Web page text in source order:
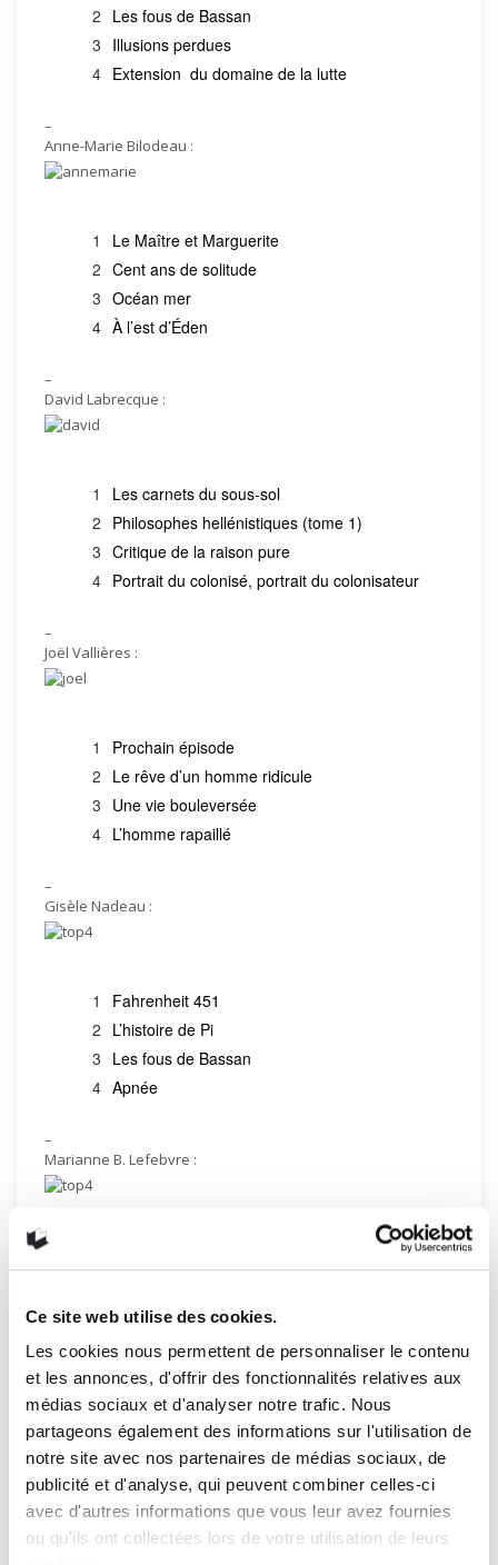
Ce site web utilise des cookies.
Les cookies nous permettent de personnaliser le contenu
et les annonces, d'offrir des fonctionnalités relatives aux
médias sociaux et d'analyser notre trafic. Nous
partageons également des informations sur l'utilisation de
notre site avec nos partenaires de médias sociaux, de
publicité et d'analyse, qui peuvent combiner celles-ci
avec d'autres informations que vous leur avez fournies
ou qu'ils ont collectées lors de votre utilisation de leurs
Les fous de Bassan
Illusions perdues
Extension du domaine de la lutte
–
Anne-Marie Bilodeau :
Le Maître et Marguerite
Cent ans de solitude
Océan mer
À l’est d’Éden
–
David Labrecque :
Les carnets du sous-sol
Philosophes hellénistiques (tome 1)
Critique de la raison pure
Portrait du colonisé, portrait du colonisateur
–
Joël Vallières :
Prochain épisode
Le rêve d’un homme ridicule
Une vie bouleversée
L’homme rapaillé
–
Gisèle Nadeau :
Fahrenheit 451
L’histoire de Pi
Les fous de Bassan
Apnée
–
Marianne B. Lefebvre :
L’homme qui prenait sa femme pour un
Madame Victoria
–
Stéphanie Rouleau :
La route